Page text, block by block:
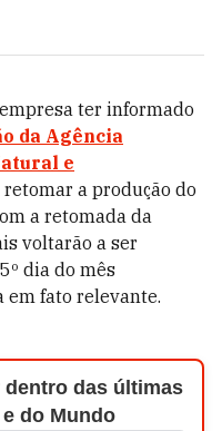
ter informado
da Agência
e
retomar a produção do
a retomada da
voltarão a ser
dia do mês
em fato relevante.
dentro das últimas
do Mundo